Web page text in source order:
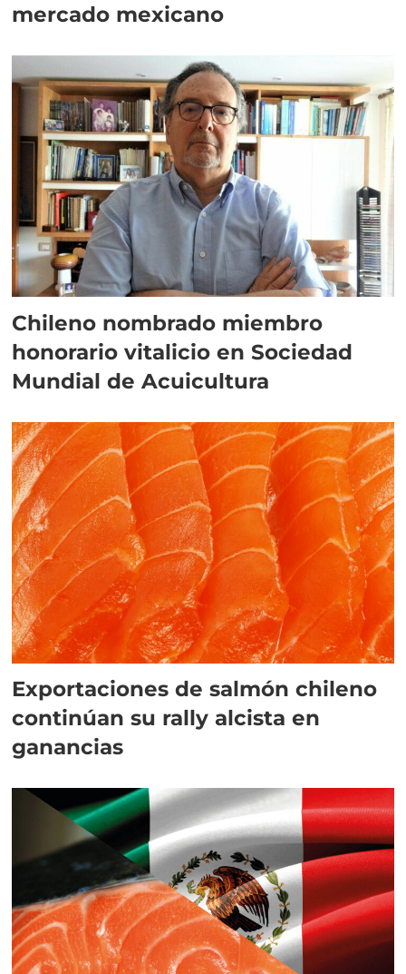
mercado mexicano
Chileno nombrado miembro
honorario vitalicio en Sociedad
Mundial de Acuicultura
Exportaciones de salmón chileno
continúan su rally alcista en
ganancias